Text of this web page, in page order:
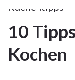
1
NOV.
Küchentipps
10
Kochen